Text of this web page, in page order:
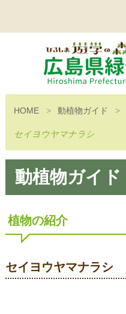
HOME 動植物ガイド
セイヨウヤマナラシ
動植物ガイド
植物の紹介
セイヨウヤマナラシ